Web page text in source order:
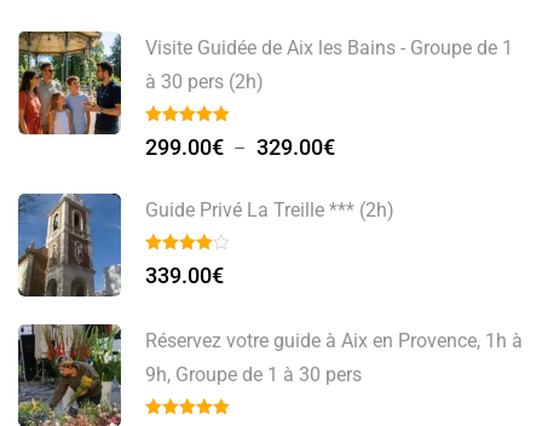
Visite Guidée de Aix les Bains - Groupe de 1
à 30 pers (2h)
299.00€ – 329.00€
Guide Privé La Treille *** (2h)
339.00€
Réservez votre guide à Aix en Provence, 1h à
9h, Groupe de 1 à 30 pers